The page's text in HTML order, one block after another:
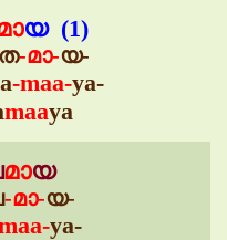
യ (1)
-മാ-യ-
-maa-ya-
maaya
മായ
-മാ-യ-
ya-